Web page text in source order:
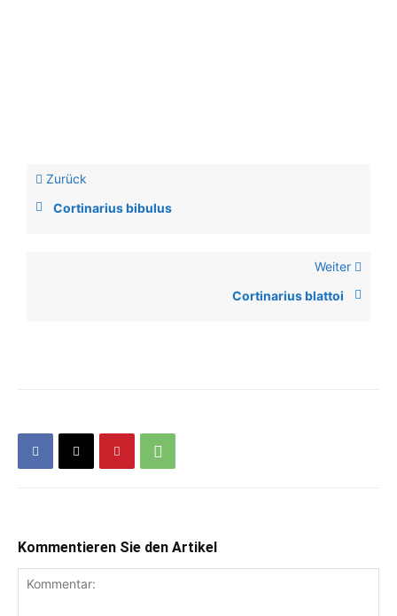
Zurück
Cortinarius bibulus
Weiter
Cortinarius blattoi
Kommentieren Sie den Artikel